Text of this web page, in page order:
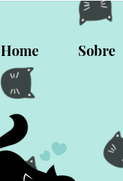
Home Sobre